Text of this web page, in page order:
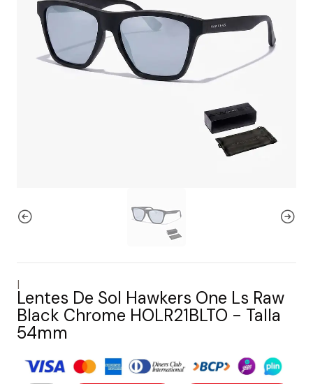
|
Lentes De Sol Hawkers One Ls Raw
Black Chrome HOLR21BLTO - Talla
54mm